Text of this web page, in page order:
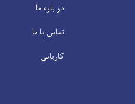
در باره ما
تماس با ما
کاریابی